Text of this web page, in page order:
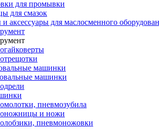
для промывки
для смазок
аксессуары для маслосменного
машинки
машинки
пневмозубила
и ножи
пневмоножовки